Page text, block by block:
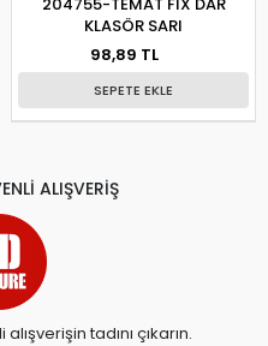
KLASÖR SARI
98,89 TL
SEPETE EKLE
ALIŞVERİŞ
tadını çıkarın.